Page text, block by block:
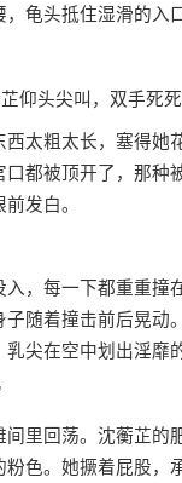
龟头抵住湿滑的入
头尖叫，双手死死
太粗太长，塞得她
口都被顶开了，那种
发白。
，每一下都重重撞
子随着撞击前后晃动
尖在空中划出淫靡
里回荡。沈蘅芷的
粉色。她撅着屁股，